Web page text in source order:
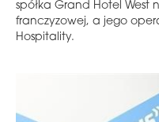
spółka Grand Hotel
franczyzowej, a jego
Hospitality.